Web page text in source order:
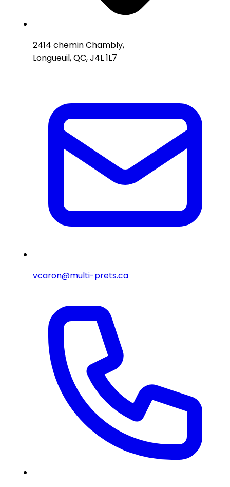
2414 chemin Chambly,
Longueuil, QC, J4L 1L7
vcaron@multi-prets.ca